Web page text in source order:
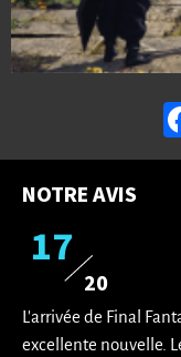
NOTRE AVIS
17
20
L'arrivée de Final
excellente nouvelle.